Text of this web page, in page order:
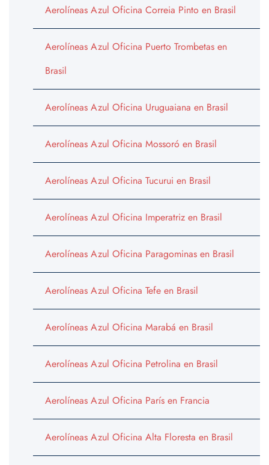
Aerolíneas Azul Oficina Correia Pinto en Brasil
Aerolíneas Azul Oficina Puerto Trombetas en
Brasil
Aerolíneas Azul Oficina Uruguaiana en Brasil
Aerolíneas Azul Oficina Mossoró en Brasil
Aerolíneas Azul Oficina Tucurui en Brasil
Aerolíneas Azul Oficina Imperatriz en Brasil
Aerolíneas Azul Oficina Paragominas en Brasil
Aerolíneas Azul Oficina Tefe en Brasil
Aerolíneas Azul Oficina Marabá en Brasil
Aerolíneas Azul Oficina Petrolina en Brasil
Aerolíneas Azul Oficina París en Francia
Aerolíneas Azul Oficina Alta Floresta en Brasil